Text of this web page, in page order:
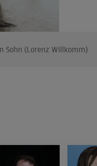
Sohn (Lorenz Willkomm)